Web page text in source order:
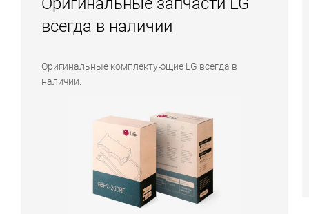
всегда в наличии
Оригинальные комплектующие LG всегда в
наличии.